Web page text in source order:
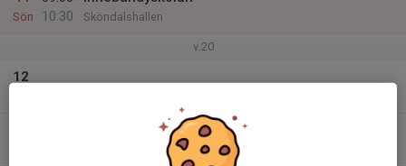
Sön
10:30
Sköndalshallen
v.20
12